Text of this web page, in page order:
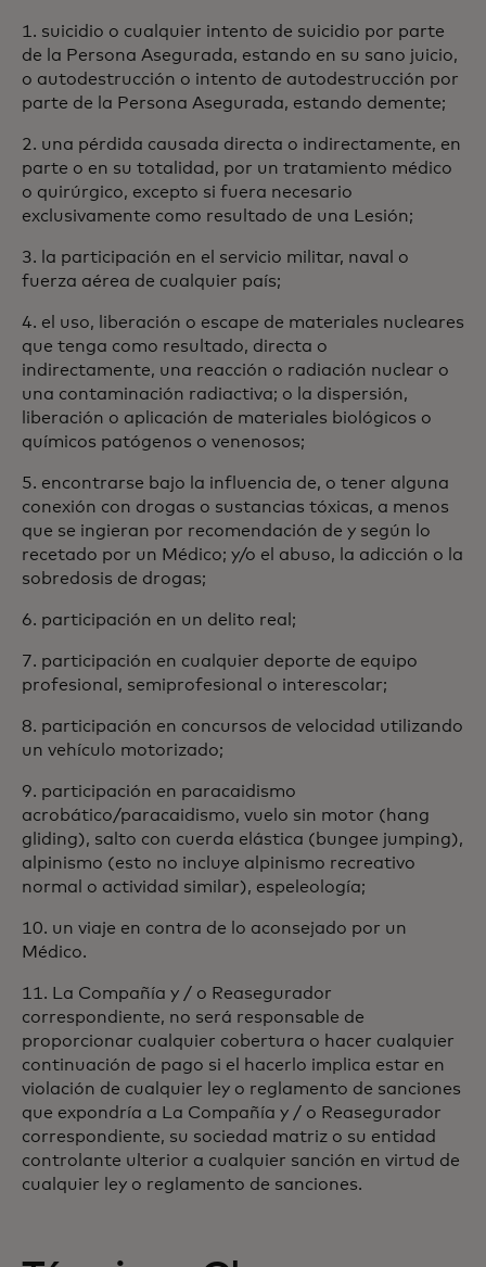
1. suicidio o cualquier intento de suicidio por parte
de la Persona Asegurada, estando en su sano juicio,
o autodestrucción o intento de autodestrucción por
parte de la Persona Asegurada, estando demente;
2. una pérdida causada directa o indirectamente, en
parte o en su totalidad, por un tratamiento médico
o quirúrgico, excepto si fuera necesario
exclusivamente como resultado de una Lesión;
3. la participación en el servicio militar, naval o
fuerza aérea de cualquier país;
4. el uso, liberación o escape de materiales nucleares
que tenga como resultado, directa o
indirectamente, una reacción o radiación nuclear o
una contaminación radiactiva; o la dispersión,
liberación o aplicación de materiales biológicos o
químicos patógenos o venenosos;
5. encontrarse bajo la influencia de, o tener alguna
conexión con drogas o sustancias tóxicas, a menos
que se ingieran por recomendación de y según lo
recetado por un Médico; y/o el abuso, la adicción o la
sobredosis de drogas;
6. participación en un delito real;
7. participación en cualquier deporte de equipo
profesional, semiprofesional o interescolar;
8. participación en concursos de velocidad utilizando
un vehículo motorizado;
9. participación en paracaidismo
acrobático/paracaidismo, vuelo sin motor (hang
gliding), salto con cuerda elástica (bungee jumping),
alpinismo (esto no incluye alpinismo recreativo
normal o actividad similar), espeleología;
10. un viaje en contra de lo aconsejado por un
Médico.
11. La Compañía y / o Reasegurador
correspondiente, no será responsable de
proporcionar cualquier cobertura o hacer cualquier
continuación de pago si el hacerlo implica estar en
violación de cualquier ley o reglamento de sanciones
que expondría a La Compañía y / o Reasegurador
correspondiente, su sociedad matriz o su entidad
controlante ulterior a cualquier sanción en virtud de
cualquier ley o reglamento de sanciones.